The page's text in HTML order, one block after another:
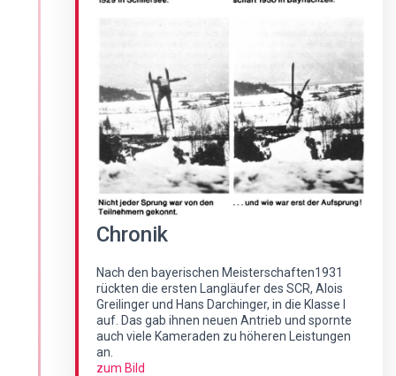
Chronik
Nach den bayerischen Meisterschaften1931
rückten die ersten Langläufer des SCR, Alois
Greilinger und Hans Darchinger, in die Klasse I
auf. Das gab ihnen neuen Antrieb und spornte
auch viele Kameraden zu höheren Leistungen
an.
zum Bild